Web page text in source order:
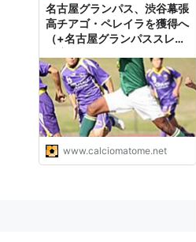
名古屋グランパス、渋谷幕張
高チアゴ・ペレイラを獲得へ
（+名古屋グランパススレの
www.calciomatome.net